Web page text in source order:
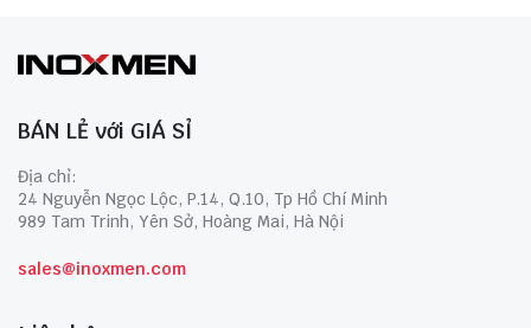
BÁN LẺ với GIÁ SỈ
Địa chỉ:
24 Nguyễn Ngọc Lộc, P.14, Q.10, Tp Hồ Chí Minh
989 Tam Trinh, Yên Sở, Hoàng Mai, Hà Nội
sales@inoxmen.com